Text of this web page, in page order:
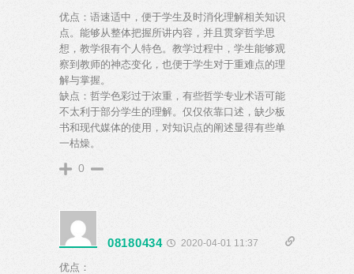
优点：语速适中，便于学生及时消化理解相关知识
点。能够从整体把握所讲内容，并且贯穿哲学思
想，教学很有个人特色。教学过程中，学生能够观
察到教师的神态变化，也便于学生对于重难点的理
解与掌握。
缺点：哲学色彩过于浓重，有些哲学专业术语可能
不太利于部分学生的理解。仅仅依靠口述，缺少板
书和现代媒体的使用，对知识点的阐述显得有些单
一枯燥。
0
08180434 2020-04-01 11:37
优点：